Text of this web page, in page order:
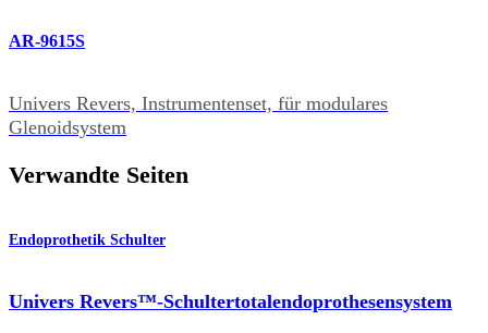
AR-9615S
Univers Revers, Instrumentenset, für modulares
Glenoidsystem
Verwandte Seiten
Endoprothetik Schulter
Univers Revers™-Schultertotalendoprothesensystem